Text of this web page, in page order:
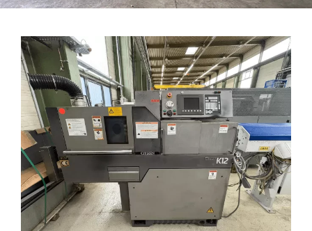
KONTAKT AUFNEHMEN